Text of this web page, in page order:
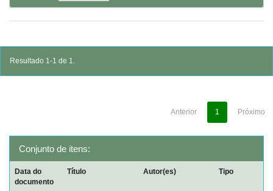
Resultado 1-1 de 1.
Anterior 1 Próximo
Conjunto de itens:
Data do
documento
Título Autor(es) Tipo